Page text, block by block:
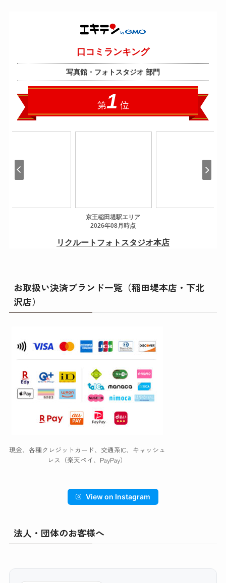
お取扱い決済ブランド一覧（稲田堤本店・下北
沢店）
現金、各種クレジットカード、交通系IC、キャッシュ
レス（楽天ペイ、PayPay）
View on Instagram
法人・団体のお客様へ